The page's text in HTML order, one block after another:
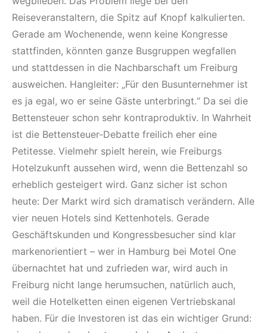
Reiseveranstaltern, die Spitz auf Knopf kalkulierten.
Gerade am Wochenende, wenn keine Kongresse
stattfinden, könnten ganze Busgruppen wegfallen
und stattdessen in die Nachbarschaft um Freiburg
ausweichen. Hangleiter: „Für den Busunternehmer ist
es ja egal, wo er seine Gäste unterbringt.“ Da sei die
Bettensteuer schon sehr kontraproduktiv. In Wahrheit
ist die Bettensteuer-Debatte freilich eher eine
Petitesse. Vielmehr spielt herein, wie Freiburgs
Hotelzukunft aussehen wird, wenn die Bettenzahl so
erheblich gesteigert wird. Ganz sicher ist schon
heute: Der Markt wird sich dramatisch verändern. Alle
vier neuen Hotels sind Kettenhotels. Gerade
Geschäftskunden und Kongressbesucher sind klar
markenorientiert – wer in Hamburg bei Motel One
übernachtet hat und zufrieden war, wird auch in
Freiburg nicht lange herumsuchen, natürlich auch,
weil die Hotelketten einen eigenen Vertriebskanal
haben. Für die Investoren ist das ein wichtiger Grund: